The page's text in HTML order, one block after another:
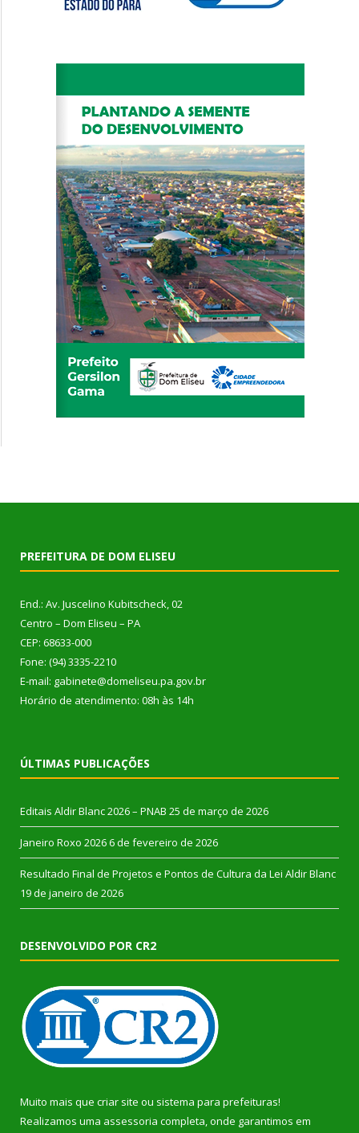
PREFEITURA DE DOM ELISEU
End.: Av. Juscelino Kubitscheck, 02
Centro – Dom Eliseu – PA
CEP: 68633-000
Fone: (94) 3335-2210
E-mail: gabinete@domeliseu.pa.gov.br
Horário de atendimento: 08h às 14h
ÚLTIMAS PUBLICAÇÕES
Editais Aldir Blanc 2026 – PNAB 25 de março de 2026
Janeiro Roxo 2026 6 de fevereiro de 2026
Resultado Final de Projetos e Pontos de Cultura da Lei Aldir Blanc
19 de janeiro de 2026
DESENVOLVIDO POR CR2
Muito mais que criar site ou sistema para prefeituras!
Realizamos uma assessoria completa, onde garantimos em